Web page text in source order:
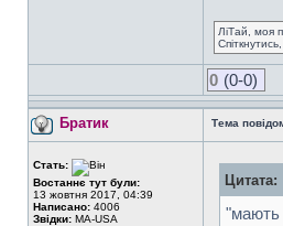
ЛіТай, моя
0 (0-0)
Братик Тема
Стать:
Востаннє тут були:
13 жовтня 2017, 04:39
Написано: 4006
Звідки: MA-USA
Цитата:
"мають